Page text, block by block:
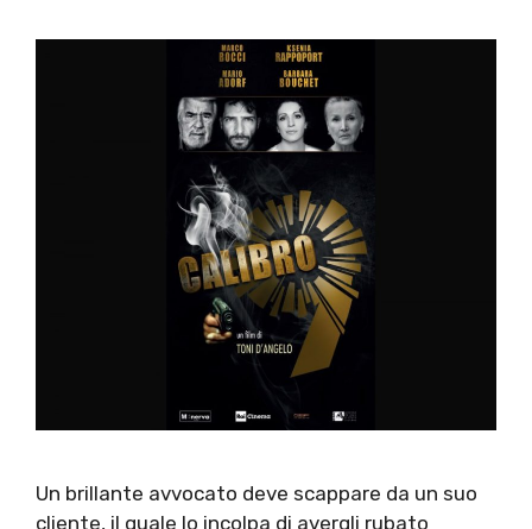
Un brillante avvocato deve scappare da un suo
cliente, il quale lo incolpa di avergli rubato